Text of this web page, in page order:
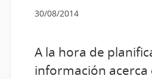
30/08/2014
A la hora de
información acerca